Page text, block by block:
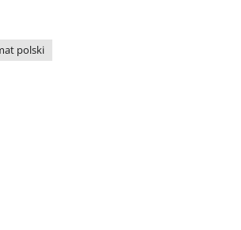
polski